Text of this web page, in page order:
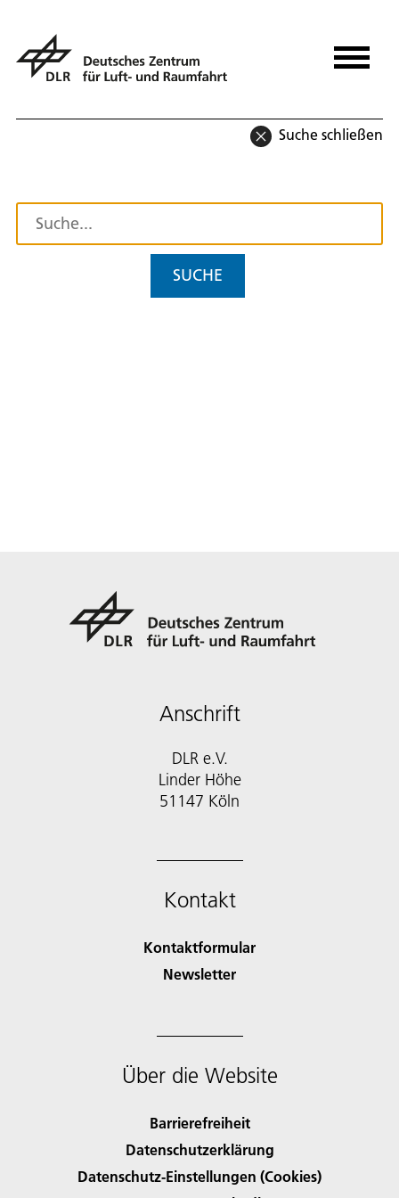
Suche schließen
SUCHE
Anschrift
DLR e.V.
Linder Höhe
51147 Köln
Kontakt
Kontaktformular
Newsletter
Über die Website
Barrierefreiheit
Datenschutzerklärung
Datenschutz-Einstellungen (Cookies)